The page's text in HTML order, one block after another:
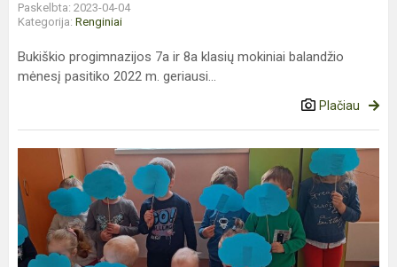
Paskelbta: 2023-04-04
Kategorija: Renginiai
Bukiškio progimnazijos 7a ir 8a klasių mokiniai balandžio
mėnesį pasitiko 2022 m. geriausi...
Plačiau
Pasaulinė
autizmo
supratimo
diena